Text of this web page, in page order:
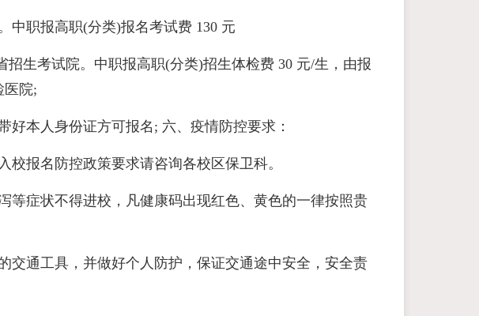
中职报高职(分类)报名考试费 130 元
生考试院。中职报高职(分类)招生体检费 30 元/生，由报
医院;
好本人身份证方可报名; 六、疫情防控要求：
报名防控政策要求请咨询各校区保卫科。
等症状不得进校，凡健康码出现红色、黄色的一律按照贵
交通工具，并做好个人防护，保证交通途中安全，安全责